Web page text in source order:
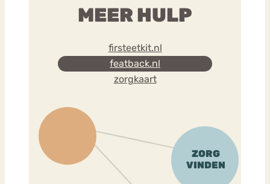
MEER HULP
firsteetkit.nl
featback.nl
zorgkaart